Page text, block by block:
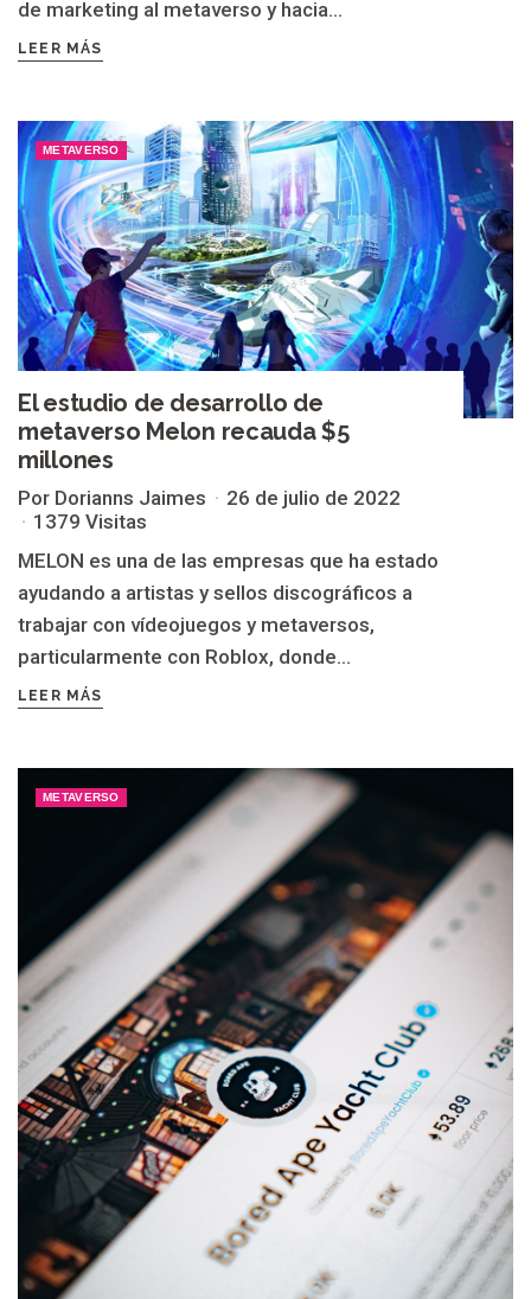
de marketing al metaverso y hacia...
LEER MÁS
METAVERSO
El estudio de desarrollo de
metaverso Melon recauda $5
millones
Por Dorianns Jaimes
26 de julio de 2022
1379 Visitas
MELON es una de las empresas que ha estado
ayudando a artistas y sellos discográficos a
trabajar con vídeojuegos y metaversos,
particularmente con Roblox, donde...
LEER MÁS
METAVERSO